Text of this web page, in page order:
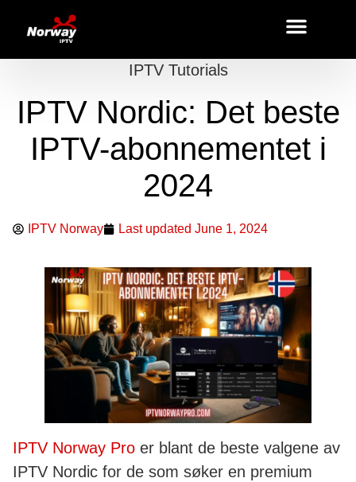
IPTV Tutorials
IPTV Nordic: Det beste
IPTV-abonnementet i
2024
IPTV Norway Last updated June 1, 2024
IPTV Norway Pro er blant de beste valgene av
IPTV Nordic for de som søker en premium